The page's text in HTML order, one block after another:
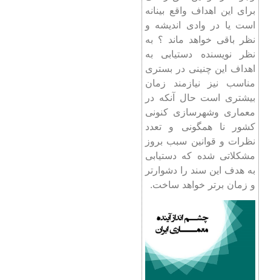
برای این اهداف واقع بینانه
است یا در وادی اندیشه و
نظر باقی خواهد ماند ؟ به
نظر نویسنده دستیابی به
اهداف این چنینی در بستری
مناسب نیز نیازمند زمان
بیشتری است حال آنکه در
معماری وشهرسازی کنونی
کشور نا همگونی و تعدد
نظرات و قوانین سبب بروز
مشکلاتی شده که دستیابی
به هدف این سند را دشوارتر
و زمان برتر خواهد ساخت.